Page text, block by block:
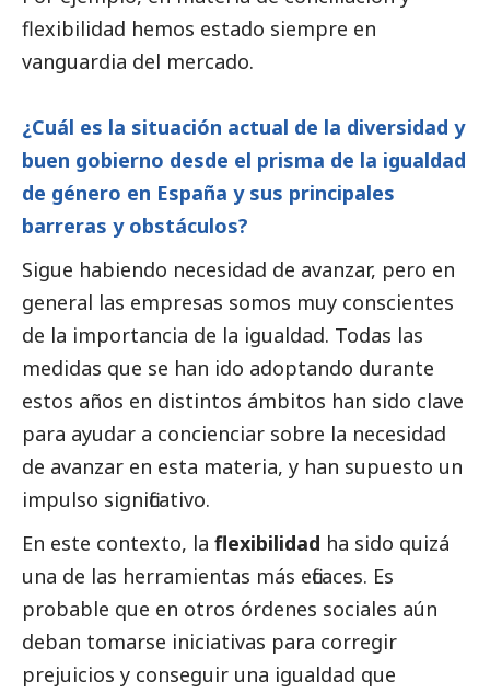
flexibilidad hemos estado siempre en
vanguardia del mercado.
¿Cuál es la situación actual de la diversidad y
buen gobierno desde el prisma de la igualdad
de género en España y sus principales
barreras y obstáculos?
Sigue habiendo necesidad de avanzar, pero en
general las empresas somos muy conscientes
de la importancia de la igualdad. Todas las
medidas que se han ido adoptando durante
estos años en distintos ámbitos han sido clave
para ayudar a concienciar sobre la necesidad
de avanzar en esta materia, y han supuesto un
impulso significativo.
En este contexto, la flexibilidad ha sido quizá
una de las herramientas más eficaces. Es
probable que en otros órdenes sociales aún
deban tomarse iniciativas para corregir
prejuicios y conseguir una igualdad que